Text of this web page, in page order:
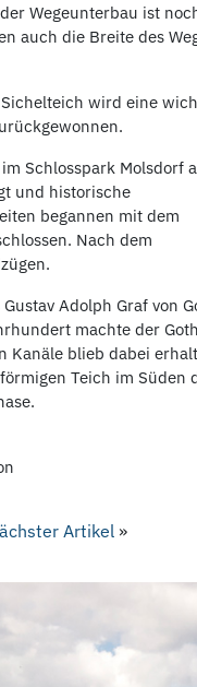
Wegeunterbau ist
auch die Breite des
wird eine
Schlosspark Molsdorf
und historische
begannen mit dem
Nach dem
Adolph Graf von
machte der
Kanäle blieb dabei
Teich im Süden
Artikel»